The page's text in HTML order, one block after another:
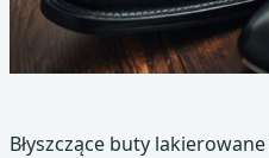
Błyszczące buty